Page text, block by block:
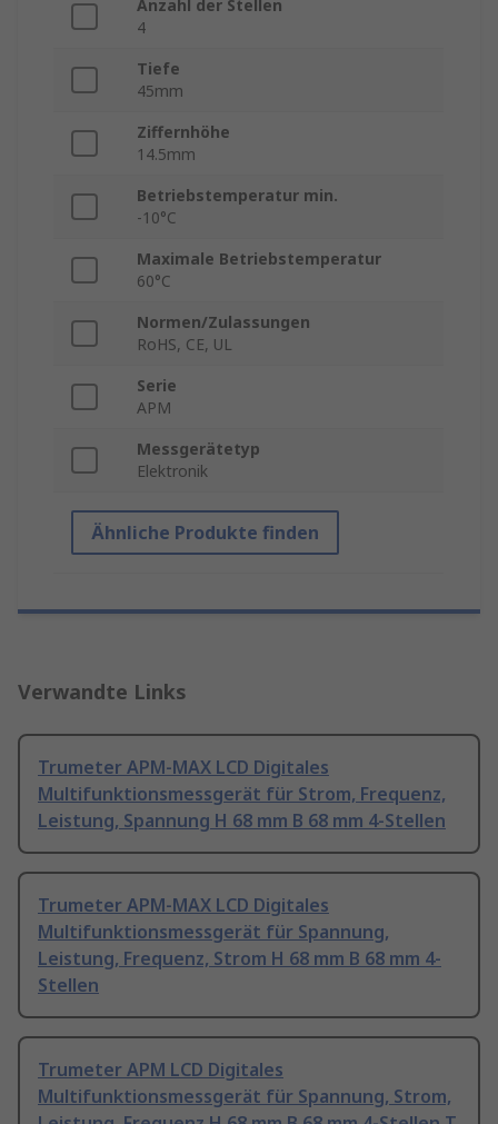
Anzahl der Stellen
4
Tiefe
45mm
Ziffernhöhe
14.5mm
Betriebstemperatur min.
-10°C
Maximale Betriebstemperatur
60°C
Normen/Zulassungen
RoHS, CE, UL
Serie
APM
Messgerätetyp
Elektronik
Ähnliche Produkte finden
Verwandte Links
Trumeter APM-MAX LCD Digitales
Multifunktionsmessgerät für Strom, Frequenz,
Leistung, Spannung H 68 mm B 68 mm 4-Stellen
Trumeter APM-MAX LCD Digitales
Multifunktionsmessgerät für Spannung,
Leistung, Frequenz, Strom H 68 mm B 68 mm 4-
Stellen
Trumeter APM LCD Digitales
Multifunktionsmessgerät für Spannung, Strom,